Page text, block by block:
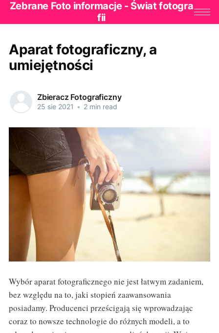
Zebrane Foto informacje - Świat fotogra
fii
Aparat fotograficzny, a
umiejętności
Zbieracz Fotograficzny
25 sie 2021 • 2 min read
Wybór aparat fotograficznego nie jest łatwym zadaniem,
bez względu na to, jaki stopień zaawansowania
posiadamy. Producenci prześcigają się wprowadzając
coraz to nowsze technologie do różnych modeli, a to